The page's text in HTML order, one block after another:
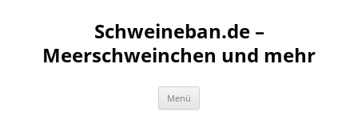
Schweineban.de –
Meerschweinchen und mehr
Menü